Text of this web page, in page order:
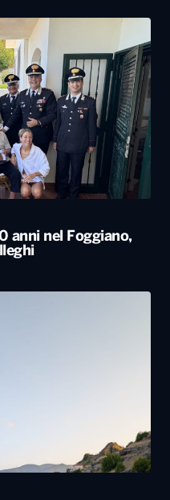
anni nel Foggiano,